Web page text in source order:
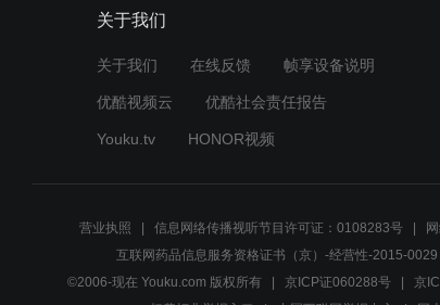
关于我们
关于我们 在线反馈 帧享设备说明
优酷视频云 优酷社会责任报告
Youku.tv HONOR视频
营业执照 信息网络传播视听节目许可证：0108283号
互联网药品信息服务资格证书（京）-经营性-2015-0029
©2006-现在 Youku.com 版权所有
京ICP证060288号 京